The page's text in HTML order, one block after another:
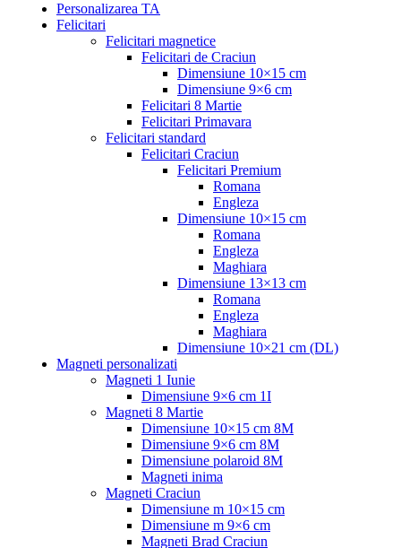
Personalizarea TA
Felicitari
Felicitari magnetice
Felicitari de Craciun
Dimensiune 10×15 cm
Dimensiune 9×6 cm
Felicitari 8 Martie
Felicitari Primavara
Felicitari standard
Felicitari Craciun
Felicitari Premium
Romana
Engleza
Dimensiune 10×15 cm
Romana
Engleza
Maghiara
Dimensiune 13×13 cm
Romana
Engleza
Maghiara
Dimensiune 10×21 cm (DL)
Magneti personalizati
Magneti 1 Iunie
Dimensiune 9×6 cm 1I
Magneti 8 Martie
Dimensiune 10×15 cm 8M
Dimensiune 9×6 cm 8M
Dimensiune polaroid 8M
Magneti inima
Magneti Craciun
Dimensiune m 10×15 cm
Dimensiune m 9×6 cm
Magneti Brad Craciun